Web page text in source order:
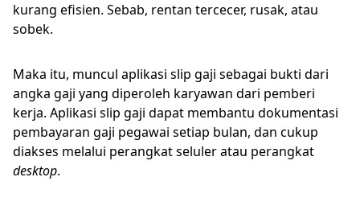
kurang efisien. Sebab, rentan tercecer, rusak, atau
sobek.
Maka itu, muncul aplikasi slip gaji sebagai bukti dari
angka gaji yang diperoleh karyawan dari pemberi
kerja. Aplikasi slip gaji dapat membantu dokumentasi
pembayaran gaji pegawai setiap bulan, dan cukup
diakses melalui perangkat seluler atau perangkat
desktop.